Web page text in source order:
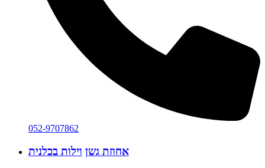
052-9707862
אחוזת גשן וילות בכלנית